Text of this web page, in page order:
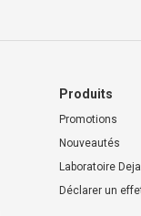
Produits
Promotions
Nouveautés
Laboratoire
Déclarer un